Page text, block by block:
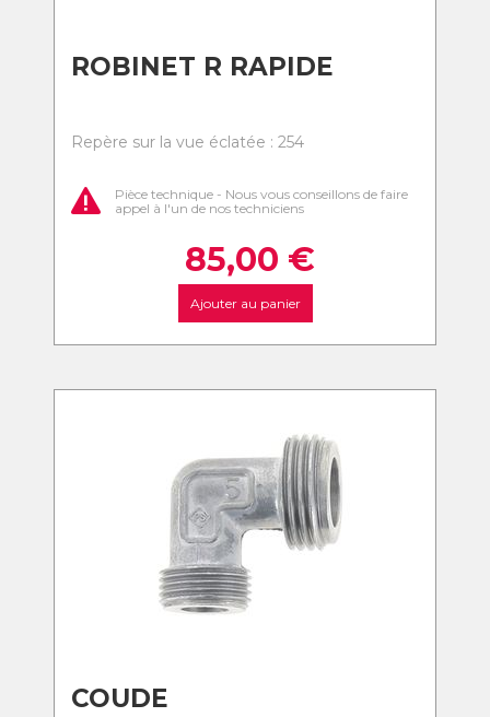
ROBINET R RAPIDE
Repère sur la vue éclatée : 254
Pièce technique - Nous vous conseillons de faire
appel à l'un de nos techniciens
85,00 €
Ajouter au panier
COUDE